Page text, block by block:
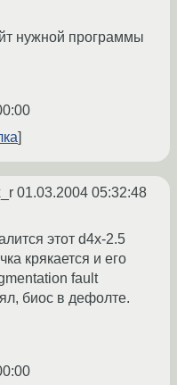
нужной программы
01.03.2004 05:32:48
этот d4x-2.5
крякается и его
fault
биос в дефолте.